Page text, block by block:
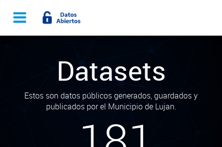
Datasets
Estos son datos públicos generados, guardados y
publicados por el Municipio de Lujan.